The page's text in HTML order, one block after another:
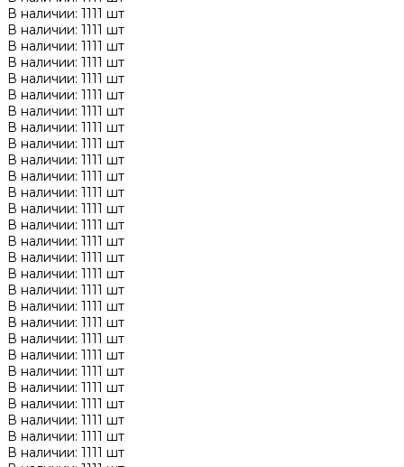
В наличии: 1111 шт
В наличии: 1111 шт
В наличии: 1111 шт
В наличии: 1111 шт
В наличии: 1111 шт
В наличии: 1111 шт
В наличии: 1111 шт
В наличии: 1111 шт
В наличии: 1111 шт
В наличии: 1111 шт
В наличии: 1111 шт
В наличии: 1111 шт
В наличии: 1111 шт
В наличии: 1111 шт
В наличии: 1111 шт
В наличии: 1111 шт
В наличии: 1111 шт
В наличии: 1111 шт
В наличии: 1111 шт
В наличии: 1111 шт
В наличии: 1111 шт
В наличии: 1111 шт
В наличии: 1111 шт
В наличии: 1111 шт
В наличии: 1111 шт
В наличии: 1111 шт
В наличии: 1111 шт
В наличии: 1111 шт